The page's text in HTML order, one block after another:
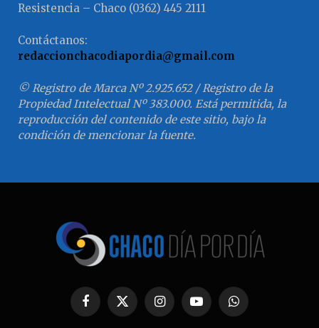
Resistencia – Chaco (0362) 445 2111
Contáctanos:
redaccionchacodiapordia@gmail.com
© Registro de Marca Nº 2.925.652 / Registro de la
Propiedad Intelectual Nº 383.000. Está permitida, la
reproducción del contenido de este sitio, bajo la
condición de mencionar la fuente.
Facebook
X
(Twitter)
InstagramYouTubeWhatsApp